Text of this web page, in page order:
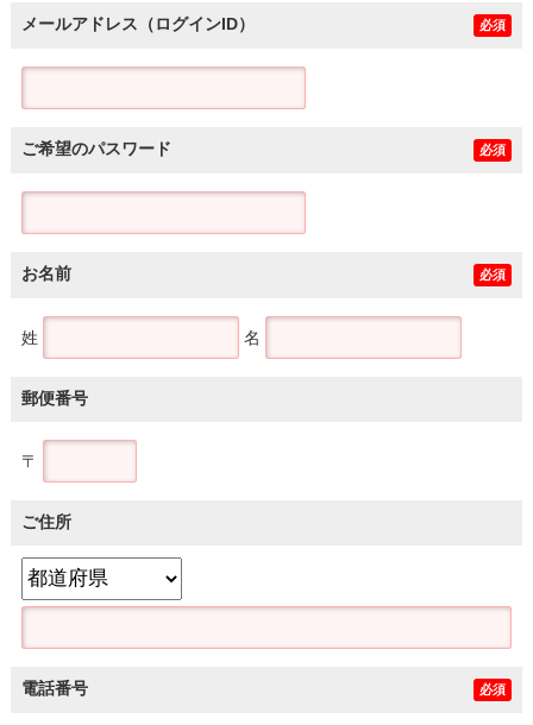
メールアドレス（ログインID） 必須
ご希望のパスワード 必須
お名前 必須
姓 名
郵便番号
〒
ご住所
電話番号 必須